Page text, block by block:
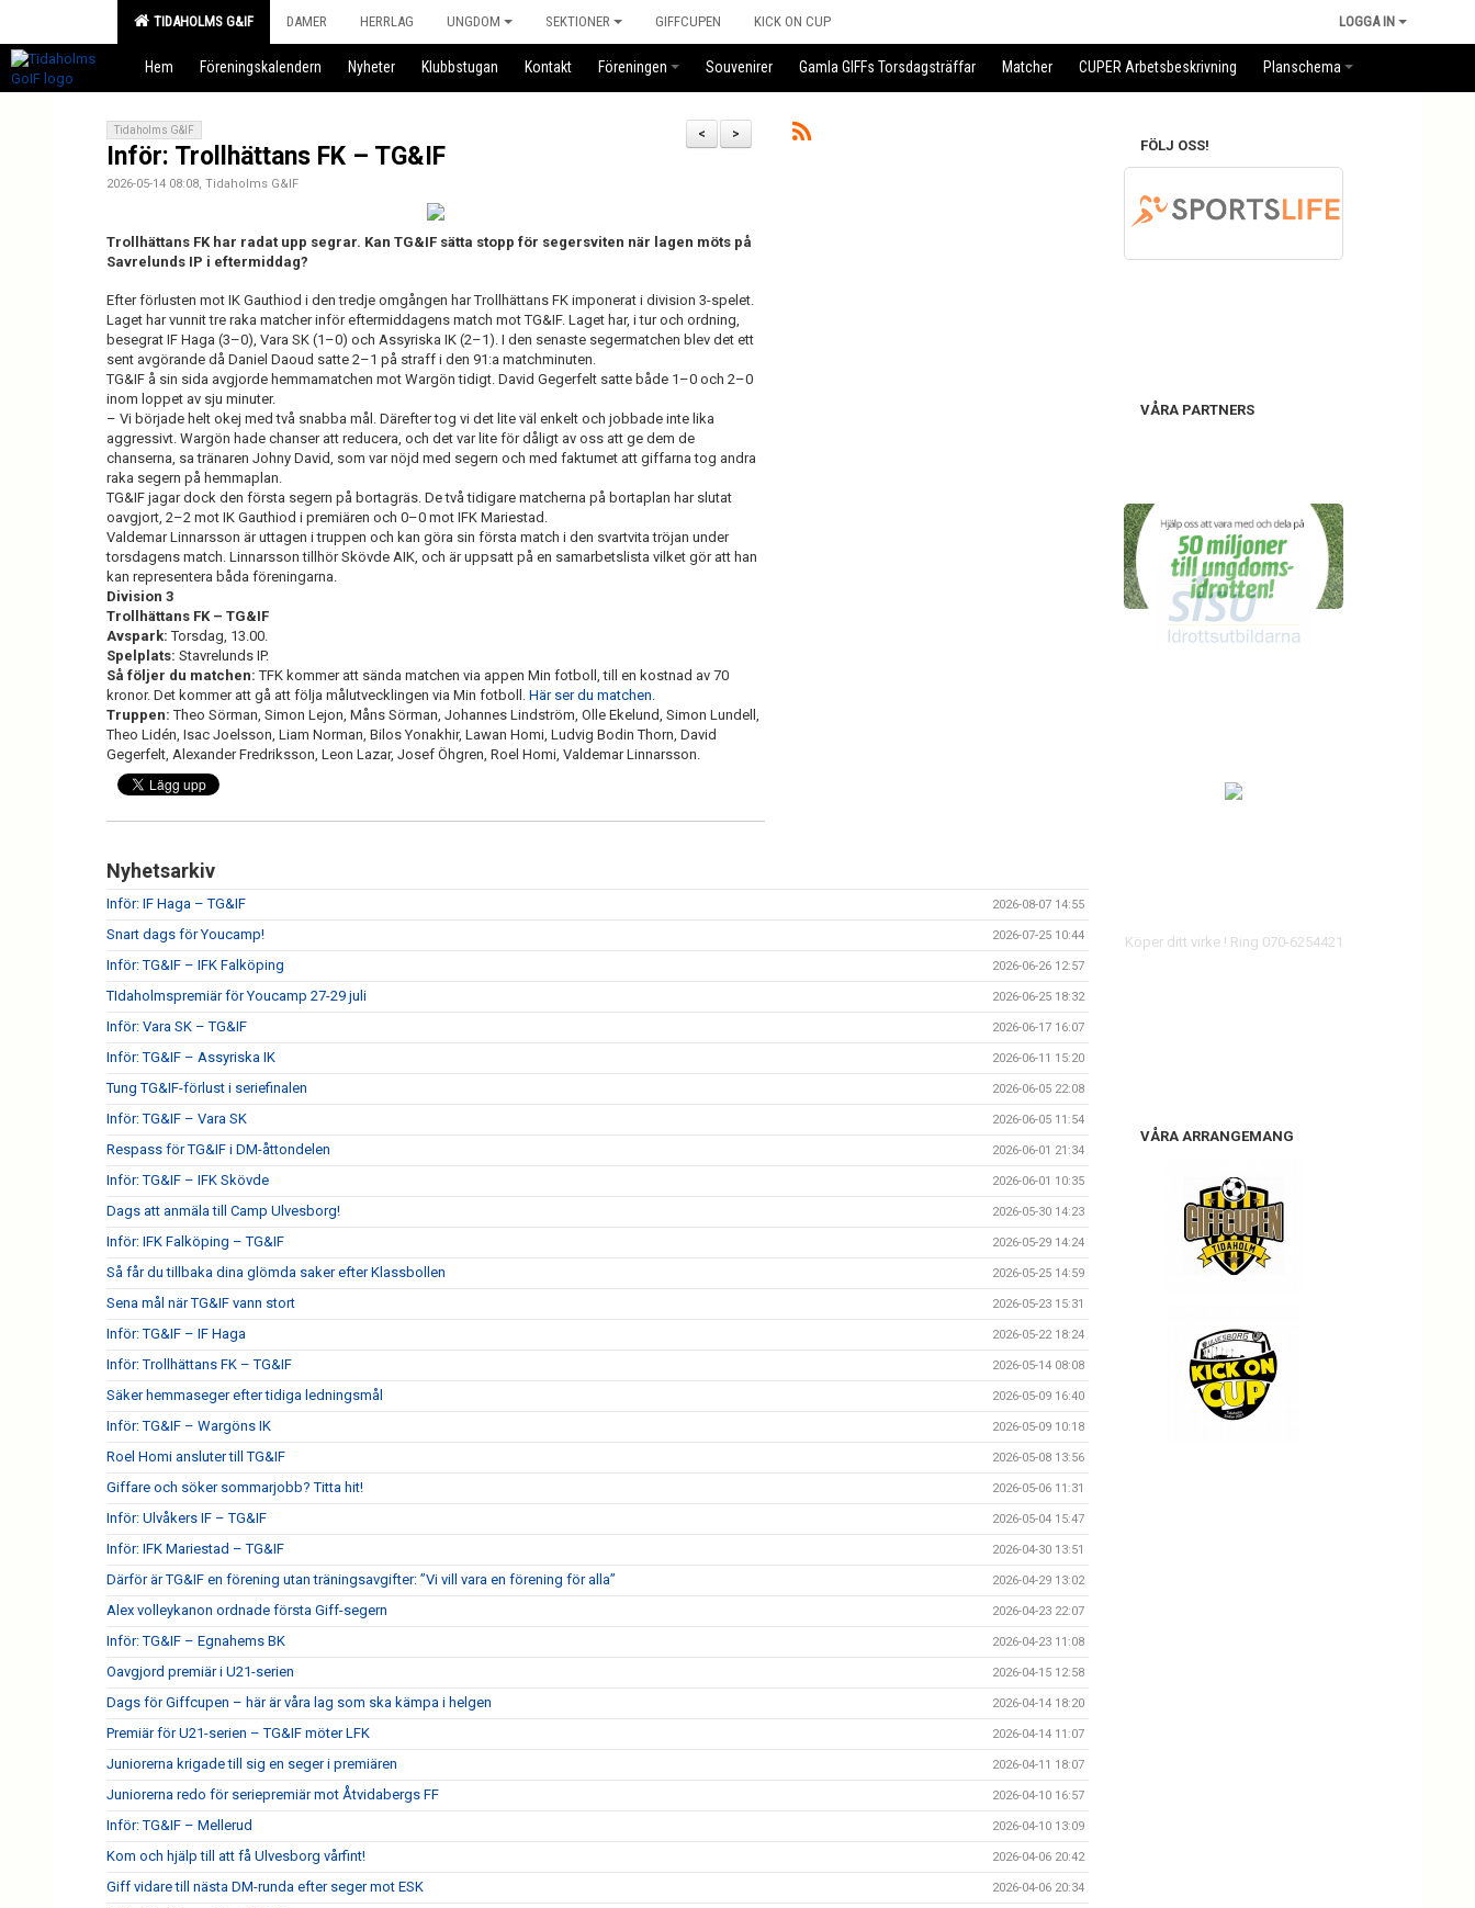
TIDAHOLMS G&IF DAMER HERRLAG UNGDOM SEKTIONER GIFFCUPEN KICK ON CUP LOGGA IN
Hem Föreningskalendern Nyheter Klubbstugan Kontakt Föreningen Souvenirer Gamla GIFFs Torsdagsträffar Matcher CUPER Arbetsbeskrivning Planschema
>
<
Tidaholms G&IF
Inför: Trollhättans FK – TG&IF
2026-05-14 08:08, Tidaholms G&IF
Trollhättans FK har radat upp segrar. Kan TG&IF sätta stopp för segersviten när lagen möts på
Savrelunds IP i eftermiddag?
Efter förlusten mot IK Gauthiod i den tredje omgången har Trollhättans FK imponerat i division 3-spelet.
Laget har vunnit tre raka matcher inför eftermiddagens match mot TG&IF. Laget har, i tur och ordning,
besegrat IF Haga (3–0), Vara SK (1–0) och Assyriska IK (2–1). I den senaste segermatchen blev det ett
sent avgörande då Daniel Daoud satte 2–1 på straff i den 91:a matchminuten.
TG&IF å sin sida avgjorde hemmamatchen mot Wargön tidigt. David Gegerfelt satte både 1–0 och 2–0
inom loppet av sju minuter.
– Vi började helt okej med två snabba mål. Därefter tog vi det lite väl enkelt och jobbade inte lika
aggressivt. Wargön hade chanser att reducera, och det var lite för dåligt av oss att ge dem de
chanserna, sa tränaren Johny David, som var nöjd med segern och med faktumet att giffarna tog andra
raka segern på hemmaplan.
TG&IF jagar dock den första segern på bortagräs. De två tidigare matcherna på bortaplan har slutat
oavgjort, 2–2 mot IK Gauthiod i premiären och 0–0 mot IFK Mariestad.
Valdemar Linnarsson är uttagen i truppen och kan göra sin första match i den svartvita tröjan under
torsdagens match. Linnarsson tillhör Skövde AIK, och är uppsatt på en samarbetslista vilket gör att han
kan representera båda föreningarna.
Division 3
Trollhättans FK – TG&IF
Avspark: Torsdag, 13.00.
Spelplats: Stavrelunds IP.
Så följer du matchen: TFK kommer att sända matchen via appen Min fotboll, till en kostnad av 70
kronor. Det kommer att gå att följa målutvecklingen via Min fotboll. Här ser du matchen.
Truppen:Theo Sörman, Simon Lejon, Måns Sörman, Johannes Lindström, Olle Ekelund, Simon Lundell,
Theo Lidén, Isac Joelsson, Liam Norman, Bilos Yonakhir, Lawan Homi, Ludvig Bodin Thorn, David
Gegerfelt, Alexander Fredriksson, Leon Lazar, Josef Öhgren, Roel Homi, Valdemar Linnarsson.
Nyhetsarkiv
Inför: IF Haga – TG&IF 2026-08-07 14:55
Snart dags för Youcamp! 2026-07-25 10:44
Inför: TG&IF – IFK Falköping 2026-06-26 12:57
TIdaholmspremiär för Youcamp 27-29 juli 2026-06-25 18:32
Inför: Vara SK – TG&IF 2026-06-17 16:07
Inför: TG&IF – Assyriska IK 2026-06-11 15:20
Tung TG&IF-förlust i seriefinalen 2026-06-05 22:08
Inför: TG&IF – Vara SK 2026-06-05 11:54
Respass för TG&IF i DM-åttondelen 2026-06-01 21:34
Inför: TG&IF – IFK Skövde 2026-06-01 10:35
Dags att anmäla till Camp Ulvesborg! 2026-05-30 14:23
Inför: IFK Falköping – TG&IF 2026-05-29 14:24
Så får du tillbaka dina glömda saker efter Klassbollen 2026-05-25 14:59
Sena mål när TG&IF vann stort 2026-05-23 15:31
Inför: TG&IF – IF Haga 2026-05-22 18:24
Inför: Trollhättans FK – TG&IF 2026-05-14 08:08
Säker hemmaseger efter tidiga ledningsmål 2026-05-09 16:40
Inför: TG&IF – Wargöns IK 2026-05-09 10:18
Roel Homi ansluter till TG&IF 2026-05-08 13:56
Giffare och söker sommarjobb? Titta hit! 2026-05-06 11:31
Inför: Ulvåkers IF – TG&IF 2026-05-04 15:47
Inför: IFK Mariestad – TG&IF 2026-04-30 13:51
Därför är TG&IF en förening utan träningsavgifter: ”Vi vill vara en förening för alla” 2026-04-29 13:02
Alex volleykanon ordnade första Giff-segern 2026-04-23 22:07
Inför: TG&IF – Egnahems BK 2026-04-23 11:08
Oavgjord premiär i U21-serien 2026-04-15 12:58
Dags för Giffcupen – här är våra lag som ska kämpa i helgen 2026-04-14 18:20
Premiär för U21-serien – TG&IF möter LFK 2026-04-14 11:07
Juniorerna krigade till sig en seger i premiären 2026-04-11 18:07
Juniorerna redo för seriepremiär mot Åtvidabergs FF 2026-04-10 16:57
Inför: TG&IF – Mellerud 2026-04-10 13:09
Kom och hjälp till att få Ulvesborg vårfint! 2026-04-06 20:42
Giff vidare till nästa DM-runda efter seger mot ESK 2026-04-06 20:34
FÖLJ OSS!
VÅRA PARTNERS
Köper ditt virke ! Ring 070-6254421
VÅRA ARRANGEMANG